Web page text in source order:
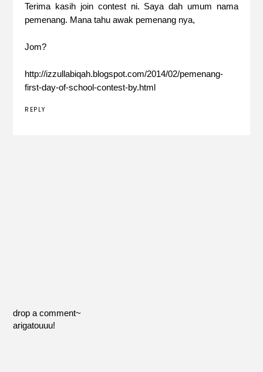
Terima kasih join contest ni. Saya dah umum nama
pemenang. Mana tahu awak pemenang nya,
Jom?
http://izzullabiqah.blogspot.com/2014/02/pemenang-
first-day-of-school-contest-by.html
REPLY
drop a comment~
arigatouuu!